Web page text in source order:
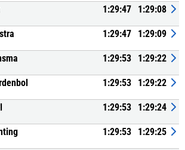
1:29:47 1:29:08
1:29:47 1:29:09
1:29:53 1:29:22
1:29:53 1:29:22
1:29:53 1:29:24
1:29:53 1:29:25